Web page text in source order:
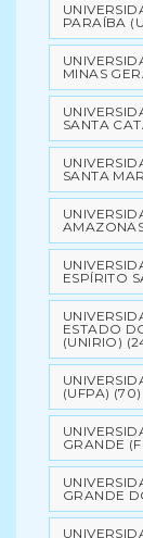
PARAÍBA
MINAS
SANTA
SANTA
ESPÍRITO
ESTADO
(UNIRIO)
(UFPA) (70)
GRANDE
GRANDE